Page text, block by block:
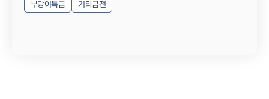
부당이득금 기타금전